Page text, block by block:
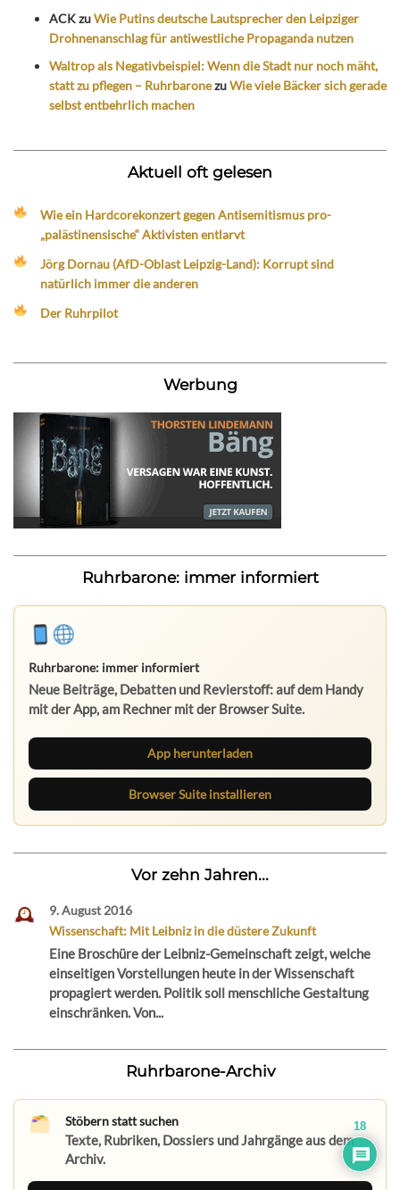
ACKzuWie Putins deutsche Lautsprecher den Leipziger
Drohnenanschlag für antiwestliche Propaganda nutzen
Waltrop als Negativbeispiel: Wenn die Stadt nur noch mäht,
statt zu pflegen – RuhrbaronezuWie viele Bäcker sich gerade
selbst entbehrlich machen
Aktuell oft gelesen
Wie ein Hardcorekonzert gegen Antisemitismus pro-
„palästinensische“ Aktivisten entlarvt
Jörg Dornau (AfD-Oblast Leipzig-Land): Korrupt sind
natürlich immer die anderen
Der Ruhrpilot
Werbung
Ruhrbarone: immer informiert
Ruhrbarone: immer informiert
Neue Beiträge, Debatten und Revierstoff: auf dem Handy
mit der App, am Rechner mit der Browser Suite.
App herunterladen
Browser Suite installieren
Vor zehn Jahren...
9. August 2016
Wissenschaft: Mit Leibniz in die düstere Zukunft
Eine Broschüre der Leibniz-Gemeinschaft zeigt, welche
einseitigen Vorstellungen heute in der Wissenschaft
propagiert werden. Politik soll menschliche Gestaltung
einschränken. Von...
Ruhrbarone-Archiv
Stöbern statt suchen
Texte, Rubriken, Dossiers und Jahrgänge aus dem
Archiv.
18